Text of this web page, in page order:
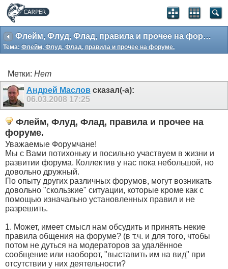
Флейм, Флуд, Флад, правила и прочее на форуме.
Тема: Флейм, Флуд, Флад, правила и прочее на форуме.
Метки: Нет
Андрей Масловсказал(-а):
06.03.2008 17:25
Флейм, Флуд, Флад, правила и прочее на
форуме.
Уважаемые Форумчане!
Мы с Вами потихоньку и посильно участвуем в жизни и
развитии форума. Коллектив у нас пока небольшой, но
довольно дружный.
По опыту других различных форумов, могут возникать
довольно "скользкие" ситуации, которые кроме как с
помощью изначально установленных правил и не
разрешить.
1. Может, имеет смысл нам обсудить и принять некие
правила общения на форуме? (в т.ч. и для того, чтобы
потом не дуться на модераторов за удалённое
сообщение или наоборот, "выставить им на вид" при
отсутствии у них деятельности?